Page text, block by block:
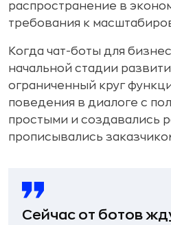
распространение в
требования к
Когда чат-боты для
начальной стадии
ограниченный круг
поведения в диалоге с
простыми и создавались
прописывались
Сейчас от ботов